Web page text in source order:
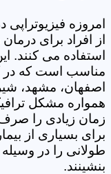
امروزه
از افراد برای
استفاده می کنند.
مناسب است که در
اصفهان، مشهد،
همواره مشکل
زمان زیادی را
برای بسیاری از
طولانی را در
بنشینند.